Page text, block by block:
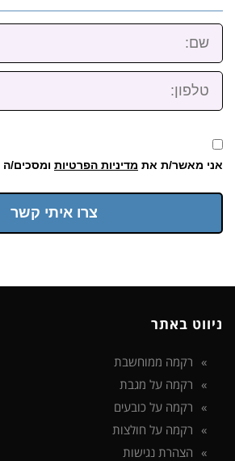
שם:
טלפון:
אני מאשר/ת את מדיניות הפרטיות ומסכים/
צרו איתי קשר
ניווט באתר
רקמה ממוחשבת
רקמה על מגבת
רקמה על כובעים
רקמה על חולצות
הצהרת נגישות